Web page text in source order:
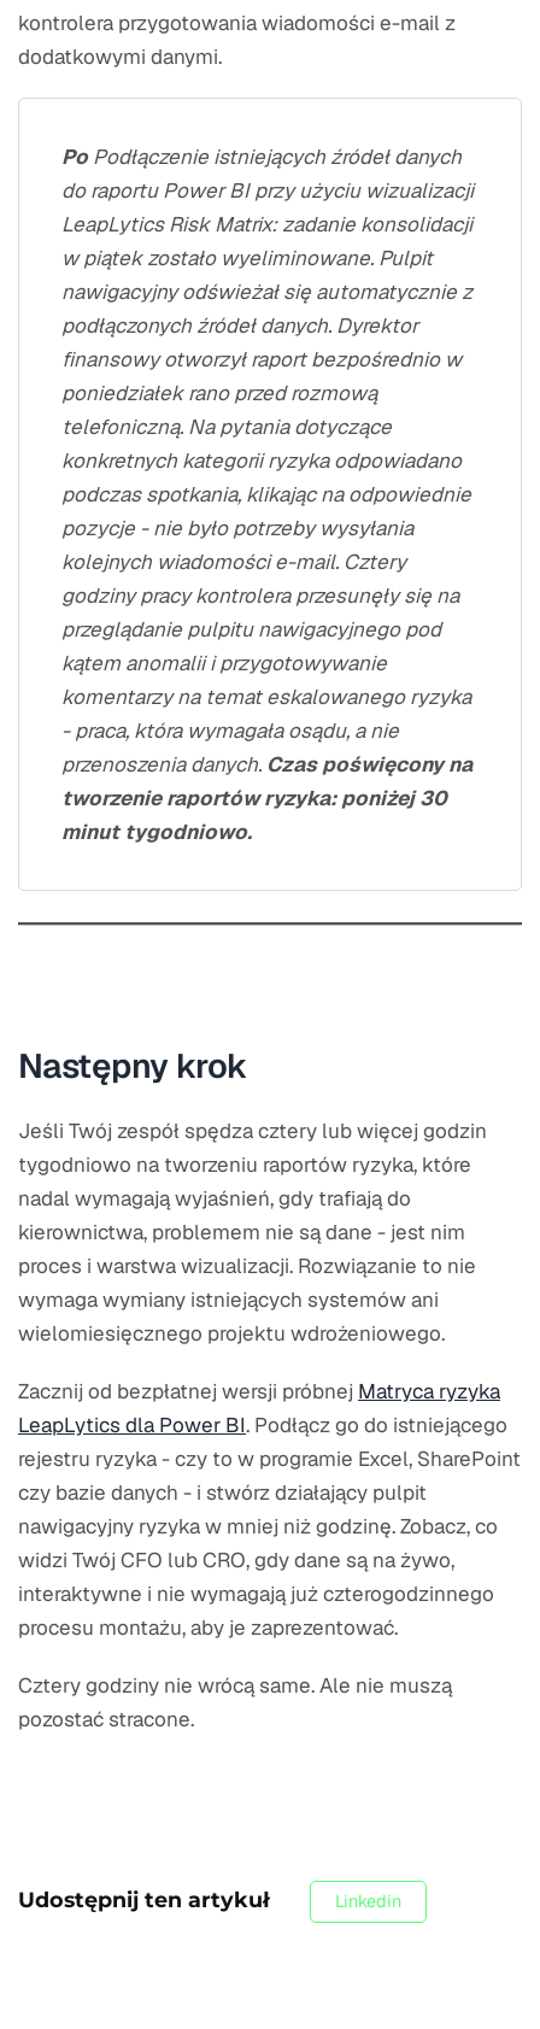
kontrolera przygotowania wiadomości e-mail z
dodatkowymi danymi.
PoPodłączenie istniejących źródeł danych
do raportu Power BI przy użyciu wizualizacji
LeapLytics Risk Matrix: zadanie konsolidacji
w piątek zostało wyeliminowane. Pulpit
nawigacyjny odświeżał się automatycznie z
podłączonych źródeł danych. Dyrektor
finansowy otworzył raport bezpośrednio w
poniedziałek rano przed rozmową
telefoniczną. Na pytania dotyczące
konkretnych kategorii ryzyka odpowiadano
podczas spotkania, klikając na odpowiednie
pozycje - nie było potrzeby wysyłania
kolejnych wiadomości e-mail. Cztery
godziny pracy kontrolera przesunęły się na
przeglądanie pulpitu nawigacyjnego pod
kątem anomalii i przygotowywanie
komentarzy na temat eskalowanego ryzyka
- praca, która wymagała osądu, a nie
przenoszenia danych. Czas poświęcony na
tworzenie raportów ryzyka: poniżej 30
minut tygodniowo.
Następny krok
Jeśli Twój zespół spędza cztery lub więcej godzin
tygodniowo na tworzeniu raportów ryzyka, które
nadal wymagają wyjaśnień, gdy trafiają do
kierownictwa, problemem nie są dane - jest nim
proces i warstwa wizualizacji. Rozwiązanie to nie
wymaga wymiany istniejących systemów ani
wielomiesięcznego projektu wdrożeniowego.
Zacznij od bezpłatnej wersji próbnej Matryca ryzyka
LeapLytics dla Power BI. Podłącz go do istniejącego
rejestru ryzyka - czy to w programie Excel, SharePoint
czy bazie danych - i stwórz działający pulpit
nawigacyjny ryzyka w mniej niż godzinę. Zobacz, co
widzi Twój CFO lub CRO, gdy dane są na żywo,
interaktywne i nie wymagają już czterogodzinnego
procesu montażu, aby je zaprezentować.
Cztery godziny nie wrócą same. Ale nie muszą
pozostać stracone.
Udostępnij ten artykuł Linkedin